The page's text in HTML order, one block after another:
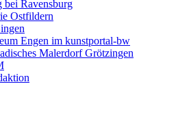
bei Ravensburg
Ostfildern
Engen im kunstportal-bw
Malerdorf Grötzingen